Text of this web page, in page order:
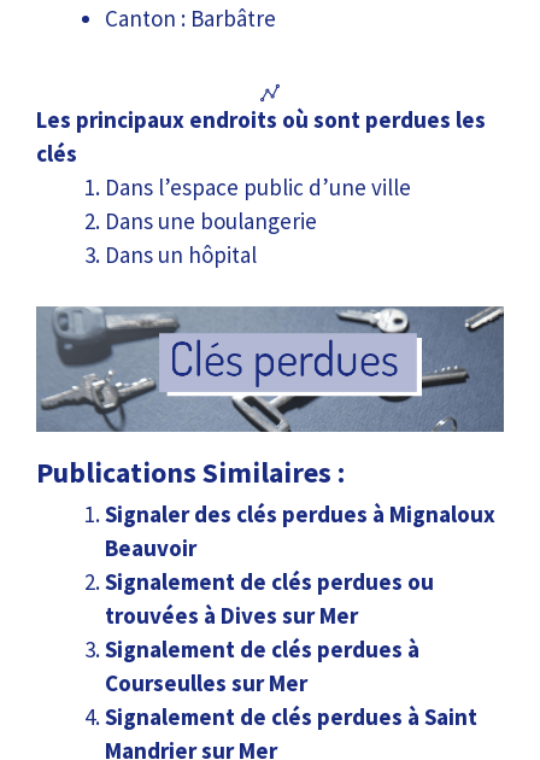
Canton : Barbâtre
Les principaux endroits où sont perdues les
clés
Dans l’espace public d’une ville
Dans une boulangerie
Dans un hôpital
Publications Similaires :
Signaler des clés perdues à Mignaloux
Beauvoir
Signalement de clés perdues ou
trouvées à Dives sur Mer
Signalement de clés perdues à
Courseulles sur Mer
Signalement de clés perdues à Saint
Mandrier sur Mer